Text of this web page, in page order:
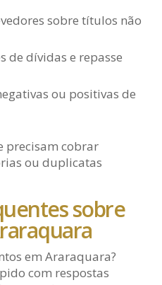
sobre títulos não
de dívidas e repasse
ou positivas de
precisam cobrar
ou duplicatas
sobre
em Araraquara?
com respostas